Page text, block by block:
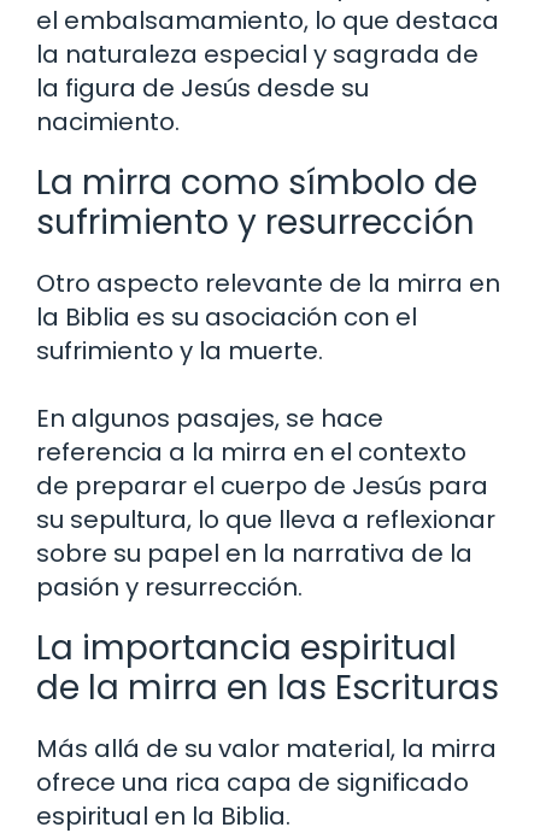
el embalsamamiento, lo que destaca
la naturaleza especial y sagrada de
la figura de Jesús desde su
nacimiento.
La mirra como símbolo de
sufrimiento y resurrección
Otro aspecto relevante de la mirra en
la Biblia es su asociación con el
sufrimiento y la muerte.
En algunos pasajes, se hace
referencia a la mirra en el contexto
de preparar el cuerpo de Jesús para
su sepultura, lo que lleva a reflexionar
sobre su papel en la narrativa de la
pasión y resurrección.
La importancia espiritual
de la mirra en las Escrituras
Más allá de su valor material, la mirra
ofrece una rica capa de significado
espiritual en la Biblia.